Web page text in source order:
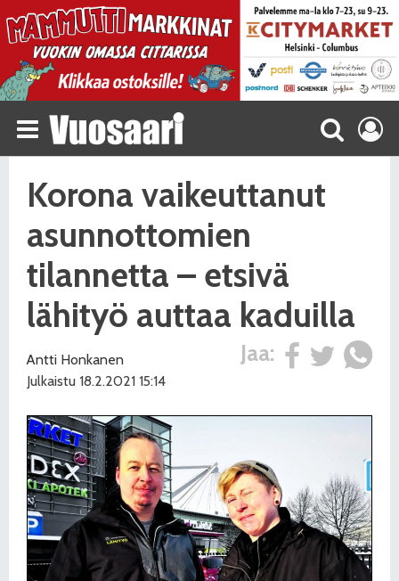
Korona vaikeuttanut
asunnottomien
tilannetta – etsivä
lähityö auttaa kaduilla
Jaa:
Antti Honkanen
Julkaistu 18.2.2021 15:14